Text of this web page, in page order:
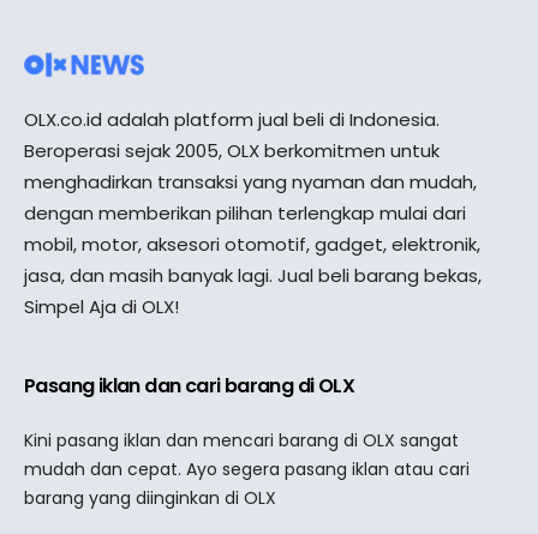
OLX.co.id adalah platform jual beli di Indonesia.
Beroperasi sejak 2005, OLX berkomitmen untuk
menghadirkan transaksi yang nyaman dan mudah,
dengan memberikan pilihan terlengkap mulai dari
mobil, motor, aksesori otomotif, gadget, elektronik,
jasa, dan masih banyak lagi. Jual beli barang bekas,
Simpel Aja di OLX!
Pasang iklan dan cari barang di OLX
Kini pasang iklan dan mencari barang di OLX sangat
mudah dan cepat. Ayo segera pasang iklan atau cari
barang yang diinginkan di OLX